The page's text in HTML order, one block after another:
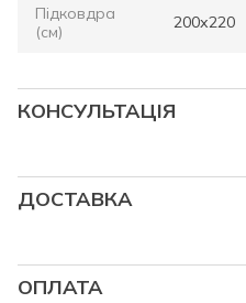
Підковдра
(см)
200х220
КОНСУЛЬТАЦІЯ
Наші менеджери працюють
від понеділка до п'ятниці з
ДОСТАВКА
Доставка службою
ОПЛАТА